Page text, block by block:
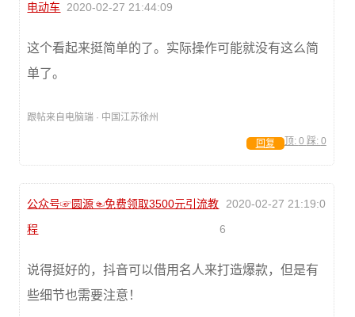
电动车 2020-02-27 21:44:09
这个看起来挺简单的了。实际操作可能就没有这么简
单了。
跟帖来自电脑端 · 中国江苏徐州
顶: 0 踩: 0
回复
公众号☞圆源☜免费领取3500元引流教
程
2020-02-27 21:19:0
6
说得挺好的，抖音可以借用名人来打造爆款，但是有
些细节也需要注意！